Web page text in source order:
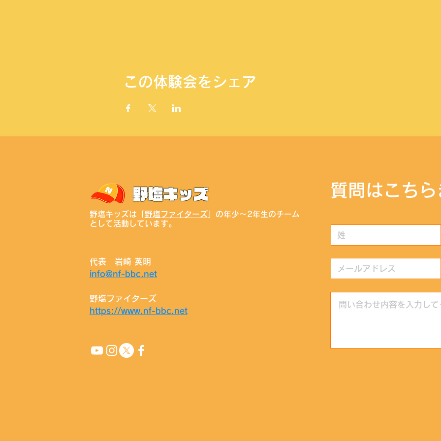
この体験会をシェア
野塩キッズは「 野塩ファイターズ
」の年少〜2年生のチーム
として活動しています。
代表 岩崎 英明
info@nf-bbc.net
野塩ファイターズ
https://www.nf-bbc.net
質問はこちら